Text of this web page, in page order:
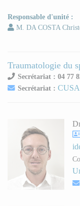
Responsable d'unité :
M. DA COSTA
Traumatologie du
Secrétariat : 04 77
Secrétariat :